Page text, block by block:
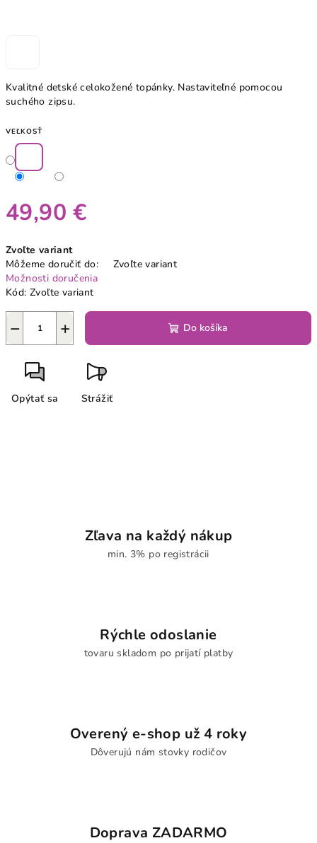
Kvalitné detské celokožené topánky. Nastaviteľné pomocou
suchého zipsu.
VEĽKOSŤ
49,90 €
cena:
Zvoľte variant
Môžeme doručiť do:
Zvoľte variant
Možnosti doručenia
Kód: Zvoľte variant
+
− Do košíka
Opýtať sa Strážiť
Zľava na každý nákup
min. 3% po registrácii
Rýchle odoslanie
tovaru skladom po prijatí platby
Overený e-shop už 4 roky
Dôverujú nám stovky rodičov
Doprava ZADARMO